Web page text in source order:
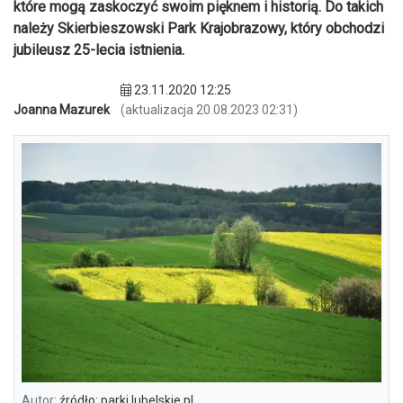
które mogą zaskoczyć swoim pięknem i historią. Do takich
należy Skierbieszowski Park Krajobrazowy, który obchodzi
jubileusz 25-lecia istnienia.
Joanna Mazurek
23.11.2020 12:25
(aktualizacja 20.08.2023 02:31)